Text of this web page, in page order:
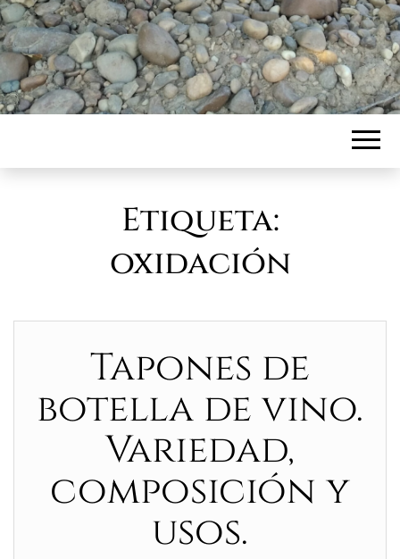
Etiqueta:
oxidación
Tapones de
botella de vino.
Variedad,
composición y
usos.